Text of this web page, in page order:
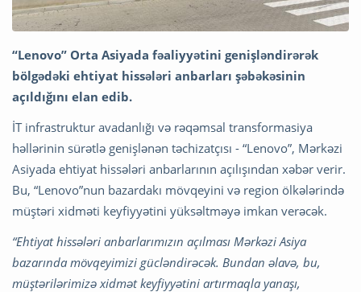
“Lenovo” Orta Asiyada fəaliyyətini genişləndirərək
bölgədəki ehtiyat hissələri anbarları şəbəkəsinin
açıldığını elan edib.
İT infrastruktur avadanlığı və rəqəmsal transformasiya
həllərinin sürətlə genişlənən təchizatçısı - “Lenovo”, Mərkəzi
Asiyada ehtiyat hissələri anbarlarının açılışından xəbər verir.
Bu, “Lenovo”nun bazardakı mövqeyini və region ölkələrində
müştəri xidməti keyfiyyətini yüksəltməyə imkan verəcək.
“Ehtiyat hissələri anbarlarımızın açılması Mərkəzi Asiya
bazarında mövqeyimizi gücləndirəcək. Bundan əlavə, bu,
müştərilərimizə xidmət keyfiyyətini artırmaqla yanaşı,